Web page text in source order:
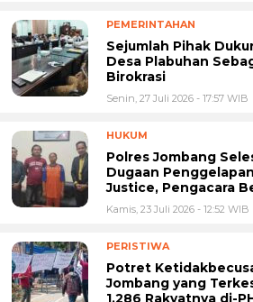
PEMERINTAHAN
Sejumlah Pihak
Desa Plabuhan
Birokrasi
Senin, 27 Juli 2026 - 17:57 WIB
HUKUM
Polres Jombang
Dugaan
Justice, Pengacara
Kamis, 23 Juli 2026 - 12:52 WIB
PERISTIWA
Potret
Jombang yang
1.286 Rakyatnya di-